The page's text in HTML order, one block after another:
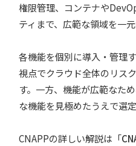
権限管理、コンテナや
ティまで、広範な領域を一
各機能を個別に導入・管理
視点でクラウド全体のリス
す。一方、機能が広範なた
な機能を見極めたうえで選
CNAPPの詳しい解説は「